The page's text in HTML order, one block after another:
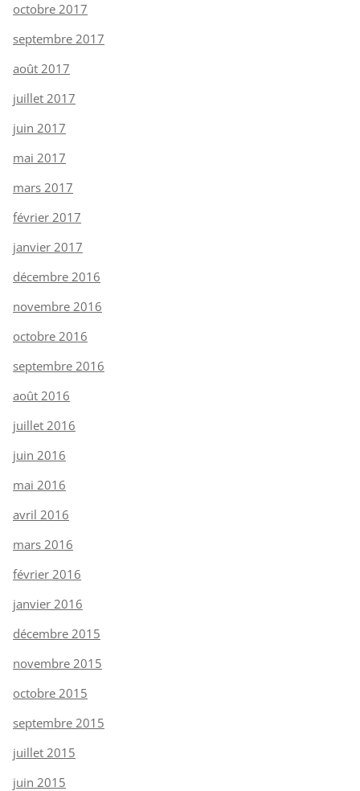
octobre 2017
septembre 2017
août 2017
juillet 2017
juin 2017
mai 2017
mars 2017
février 2017
janvier 2017
décembre 2016
novembre 2016
octobre 2016
septembre 2016
août 2016
juillet 2016
juin 2016
mai 2016
avril 2016
mars 2016
février 2016
janvier 2016
décembre 2015
novembre 2015
octobre 2015
septembre 2015
juillet 2015
juin 2015